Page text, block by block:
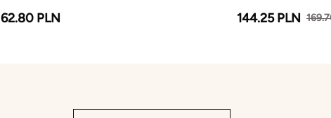
62.80 PLN 144.25 PLN